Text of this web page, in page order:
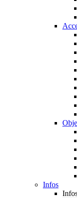
Infos